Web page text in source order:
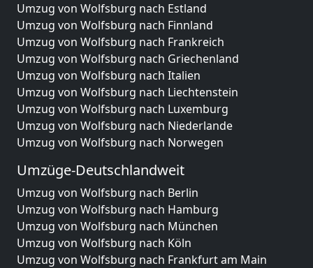
Umzug von Wolfsburg nach Estland
Umzug von Wolfsburg nach Finnland
Umzug von Wolfsburg nach Frankreich
Umzug von Wolfsburg nach Griechenland
Umzug von Wolfsburg nach Italien
Umzug von Wolfsburg nach Liechtenstein
Umzug von Wolfsburg nach Luxemburg
Umzug von Wolfsburg nach Niederlande
Umzug von Wolfsburg nach Norwegen
Umzüge-Deutschlandweit
Umzug von Wolfsburg nach Berlin
Umzug von Wolfsburg nach Hamburg
Umzug von Wolfsburg nach München
Umzug von Wolfsburg nach Köln
Umzug von Wolfsburg nach Frankfurt am Main